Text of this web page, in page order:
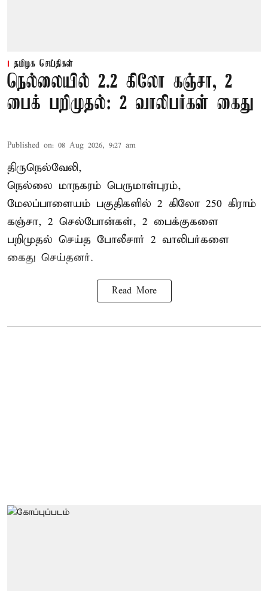
தமிழக செய்திகள்
நெல்லையில் 2.2 கிலோ கஞ்சா, 2
பைக் பறிமுதல்: 2 வாலிபர்கள் கைது
Published on: 08 Aug 2026, 9:27 am
திருநெல்வேலி,
நெல்லை மாநகரம் பெருமாள்புரம்,
மேலப்பாளையம் பகுதிகளில் 2 கிலோ 250 கிராம்
கஞ்சா, 2 செல்போன்கள், 2 பைக்குகளை
பறிமுதல் செய்த போலீசார் 2 வாலிபர்களை
கைது செய்தனர்.
Read More